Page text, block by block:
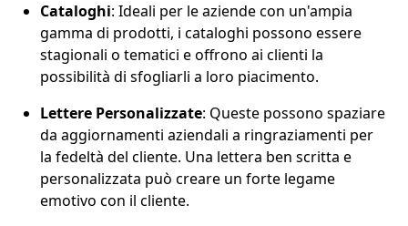
Cataloghi: Ideali per le aziende con un'ampia
gamma di prodotti, i cataloghi possono essere
stagionali o tematici e offrono ai clienti la
possibilità di sfogliarli a loro piacimento.
Lettere Personalizzate: Queste possono spaziare
da aggiornamenti aziendali a ringraziamenti per
la fedeltà del cliente. Una lettera ben scritta e
personalizzata può creare un forte legame
emotivo con il cliente.